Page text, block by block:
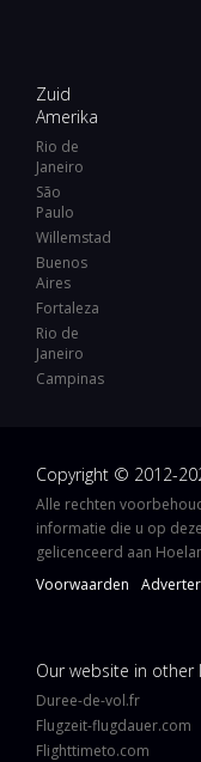
Zuid
Amerika
Rio de
Janeiro
São
Paulo
Willemstad
Buenos
Aires
Fortaleza
Rio de
Janeiro
Campinas
Copyright © 2012-
Alle rechten
informatie die u op
gelicenceerd aan
Voorwaarden
Our website in other
Duree-de-vol.fr
Flugzeit-flugdauer.com
Flighttimeto.com